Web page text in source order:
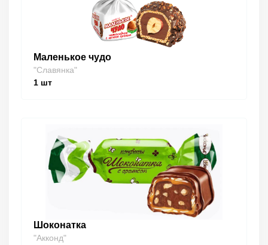
Маленькое чудо
"Славянка"
1 шт
Шоконатка
"Акконд"